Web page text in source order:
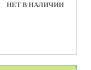
НЕТ В НАЛИЧИИ